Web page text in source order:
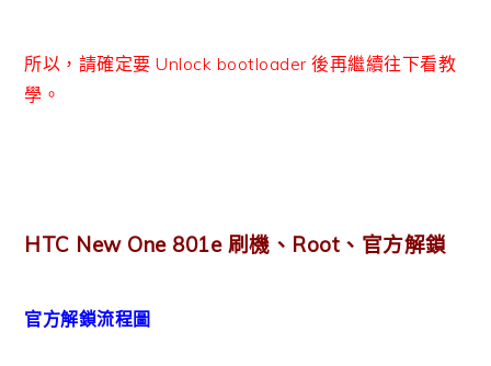
所以，請確定要 Unlock bootloader 後再繼續往下看教
學。
HTC New One 801e 刷機、Root、官方解鎖
官方解鎖流程圖